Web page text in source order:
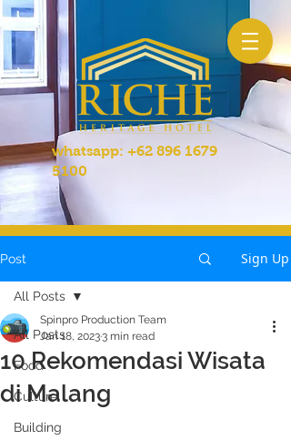
whatsapp: +62 896 1679
5100
Post Sign Up
All Posts
Food
Culture
Building
All Posts
10 Rekomendasi Wisata
di Malang
Spinpro Production Team
Jan 18, 20233 min read